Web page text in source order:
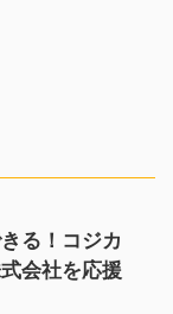
る！コジカ
会社を応援